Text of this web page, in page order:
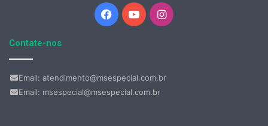
Facebook
YouTubeInstagram
Contate-nos
Email: atendimento@msespecial.com.br
Email: msespecial@msespecial.com.br